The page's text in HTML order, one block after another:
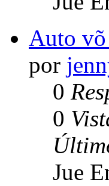
Auto
por
0
0
Jue